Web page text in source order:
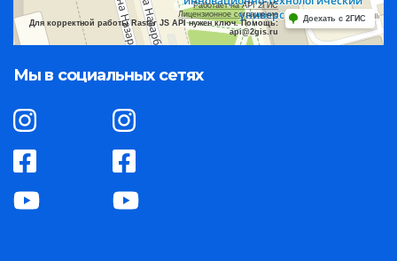
Работает на API 2ГИС
Лицензионное соглашение
Для корректной работы Raster JS API нужен ключ. Помощь:
api@2gis.ru
Доехать с 2ГИС
Мы в социальных сетях